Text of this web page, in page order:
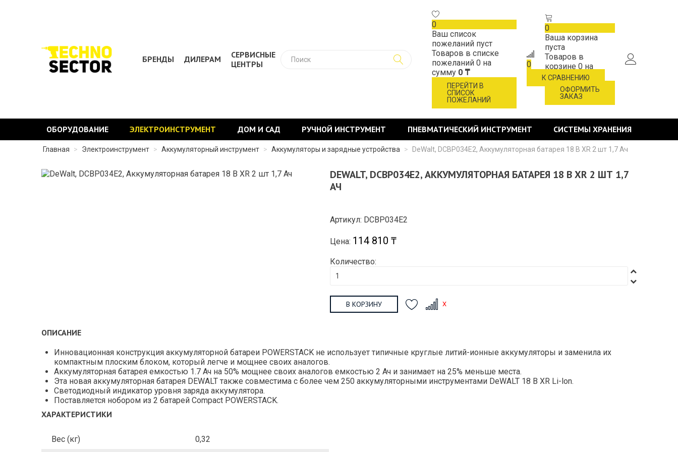
БРЕНДЫ ДИЛЕРАМ
СЕРВИСНЫЕ
ЦЕНТРЫ
0
Ваш список
пожеланий пуст
Товаров в списке
пожеланий 0 на
сумму 0 ₸
ПЕРЕЙТИ В
СПИСОК
ПОЖЕЛАНИЙ
0
К СРАВНЕНИЮ
0
Ваша корзина
пуста
Товаров в
корзине 0 на
сумму0 ₸
ОФОРМИТЬ
ЗАКАЗ
ОБОРУДОВАНИЕ ЭЛЕКТРОИНСТРУМЕНТ ДОМ И САД РУЧНОЙ ИНСТРУМЕНТ ПНЕВМАТИЧЕСКИЙ ИНСТРУМЕНТ СИСТЕМЫ ХРАНЕНИЯ
Главная > Электроинструмент > Аккумуляторный инструмент > Аккумуляторы и зарядные устройства > DeWalt, DCBP034E2, Аккумуляторная батарея 18 В XR 2 шт 1,7 Ач
DEWALT, DCBP034E2, АККУМУЛЯТОРНАЯ БАТАРЕЯ 18 В XR 2 ШТ 1,7
АЧ
Артикул: DCBP034E2
Цена: 114 810 ₸
Количество:
В КОРЗИНУ
ОПИСАНИЕ
Инновационная конструкция аккумуляторной батареи POWERSTACK не использует типичные круглые литий-ионные аккумуляторы и заменила их
компактным плоским блоком, который легче и мощнее своих аналогов.
Аккумуляторная батарея емкостью 1.7 Ач на 50% мощнее своих аналогов емкостью 2 Ач и занимает на 25% меньше места.
Эта новая аккумуляторная батарея DEWALT также совместима с более чем 250 аккумуляторными инструментами DeWALT 18 В XR Li-lon.
Светодиодный индикатор уровня заряда аккумулятора.
Поставляется нобором из 2 батарей Compact POWERSTACK.
ХАРАКТЕРИСТИКИ
Вес (кг) 0,32